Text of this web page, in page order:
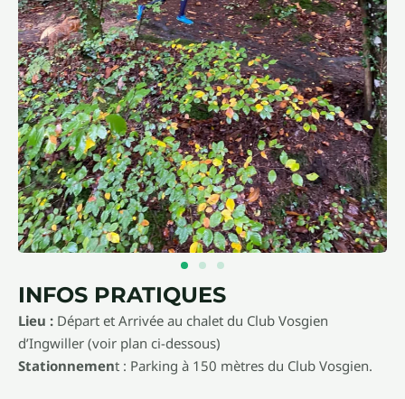
INFOS PRATIQUES
Lieu : Départ et Arrivée au chalet du Club Vosgien
d’Ingwiller (voir plan ci-dessous)
Stationnement : Parking à 150 mètres du Club Vosgien.